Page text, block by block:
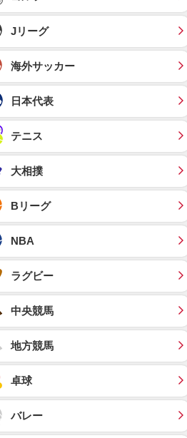
Jリーグ
海外サッカー
日本代表
テニス
大相撲
Bリーグ
NBA
ラグビー
中央競馬
地方競馬
卓球
バレー